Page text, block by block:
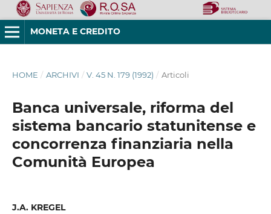
MONETA E CREDITO
HOME / ARCHIVI / V. 45 N. 179 (1992) / Articoli
Banca universale, riforma del
sistema bancario statunitense e
concorrenza finanziaria nella
Comunità Europea
J.A. KREGEL